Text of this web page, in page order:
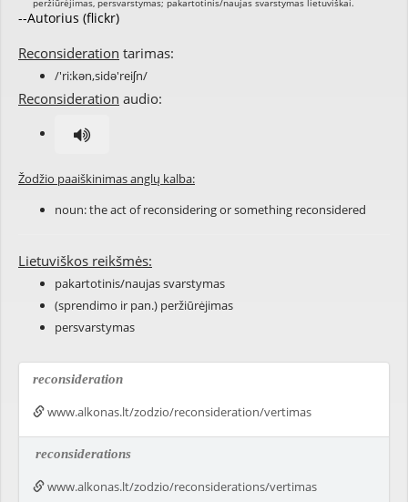
--Autorius (flickr)
Reconsideration tarimas:
/'ri:kən,sidə'reiʃn/
Reconsideration audio:
Žodžio paaiškinimas anglų kalba:
noun: the act ofreconsideringor something reconsidered
Lietuviškos reikšmės:
pakartotinis/naujas svarstymas
(sprendimo ir pan.) peržiūrėjimas
persvarstymas
reconsideration
www.alkonas.lt/zodzio/reconsideration/vertimas
reconsiderations
www.alkonas.lt/zodzio/reconsiderations/vertimas